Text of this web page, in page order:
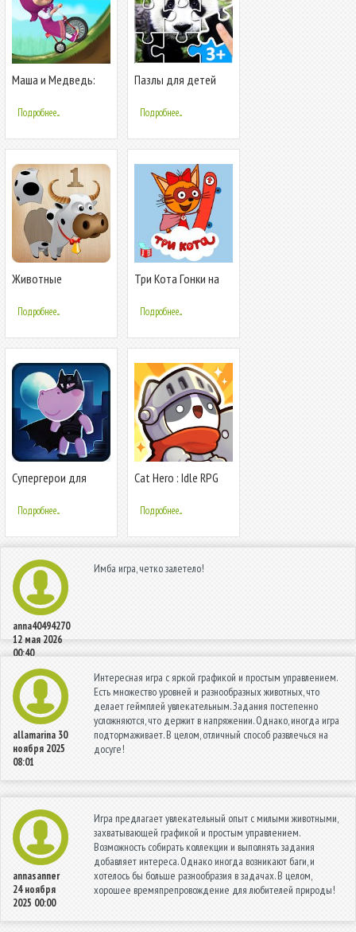
Маша и Медведь:
Машинки для Детей
Подробнее...
Пазлы для детей
Подробнее...
Животные
детей
Подробнее...
Три Кота Гонки на
игры для детей
Подробнее...
Супергерои для
Подробнее...
Cat Hero : Idle RPG
Подробнее...
anna40494270
12 мая 2026
00:40
Имба игра, четко залетело!
allamarina 30
ноября 2025
08:01
Интересная игра с яркой графикой и простым управлением.
Есть множество уровней и разнообразных животных, что
делает геймплей увлекательным. Задания постепенно
усложняются, что держит в напряжении. Однако, иногда игра
подтормаживает. В целом, отличный способ развлечься на
досуге!
annasanner
24 ноября
2025 00:00
Игра предлагает увлекательный опыт с милыми животными,
захватывающей графикой и простым управлением.
Возможность собирать коллекции и выполнять задания
добавляет интереса. Однако иногда возникают баги, и
хотелось бы больше разнообразия в задачах. В целом,
хорошее времяпрепровождение для любителей природы!